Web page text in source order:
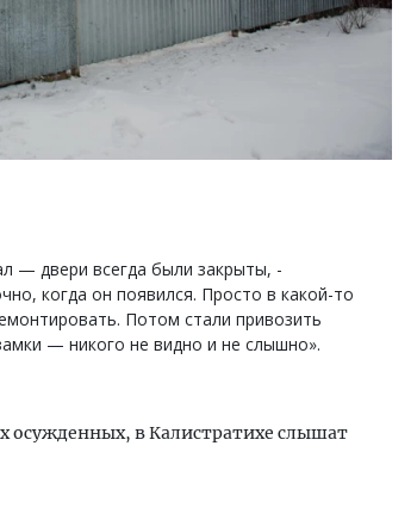
— двери всегда были закрыты, -
когда он появился. Просто в какой-то
Потом стали привозить
— никого не видно и не слышно».
осужденных, в Калистратихе слышат